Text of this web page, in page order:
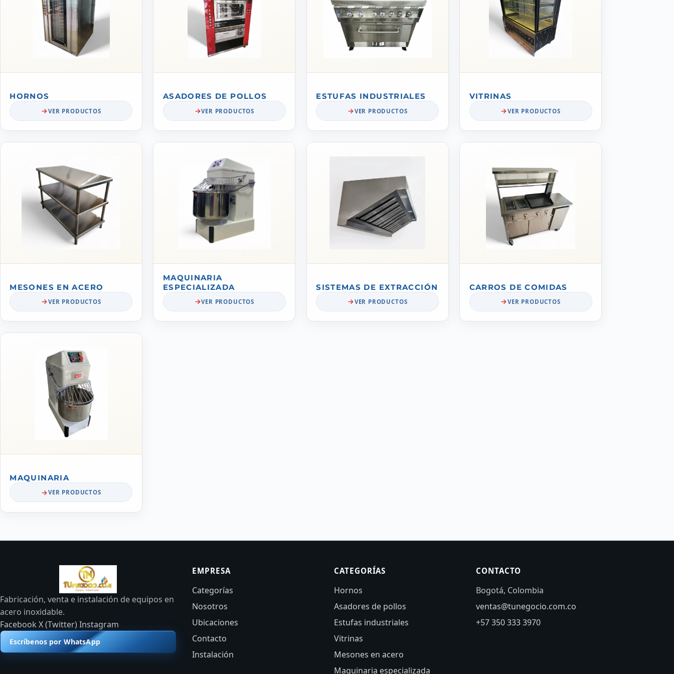
HORNOS
VER PRODUCTOS
ASADORES DE POLLOS
VER PRODUCTOS
ESTUFAS INDUSTRIALES
VER PRODUCTOS
VITRINAS
VER PRODUCTOS
MESONES EN ACERO
VER PRODUCTOS
MAQUINARIA
ESPECIALIZADA
VER PRODUCTOS
SISTEMAS DE EXTRACCIÓN
VER PRODUCTOS
CARROS DE COMIDAS
VER PRODUCTOS
MAQUINARIA
VER PRODUCTOS
Fabricación, venta e instalación de equipos en
acero inoxidable.
FacebookX (Twitter)Instagram
Escríbenos por WhatsApp
EMPRESA
Categorías
Nosotros
Ubicaciones
Contacto
Instalación
CATEGORÍAS
Hornos
Asadores de pollos
Estufas industriales
Vitrinas
Mesones en acero
Maquinaria especializada
CONTACTO
Bogotá, Colombia
ventas@tunegocio.com.co
+57 350 333 3970